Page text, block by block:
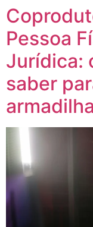
Pessoa
Jurídica:
saber